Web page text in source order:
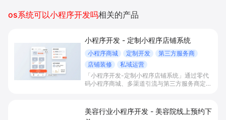
os系统可以小程序开发吗相关的产品
小程序开发 - 定制小程序店铺系统
小程序商城 定制开发
第三方服务商
店铺装修
私域运营
「小程序开发-定制小程序店铺系统」通过零代
码小程序商城、多渠道引流与第三方服务商定制
私域运营场景，提升获客与复购，实现线上生意
增长。
美容行业小程序开发 - 美容院线上预约下